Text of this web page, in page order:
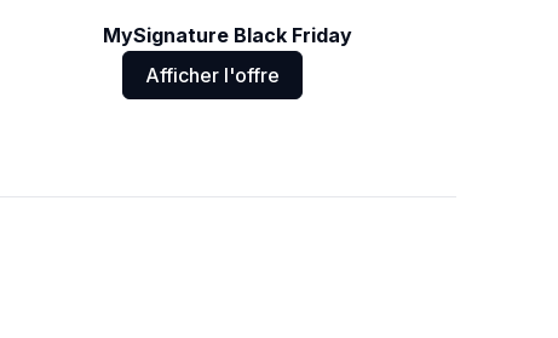
MySignature Black Friday
Afficher l'offre